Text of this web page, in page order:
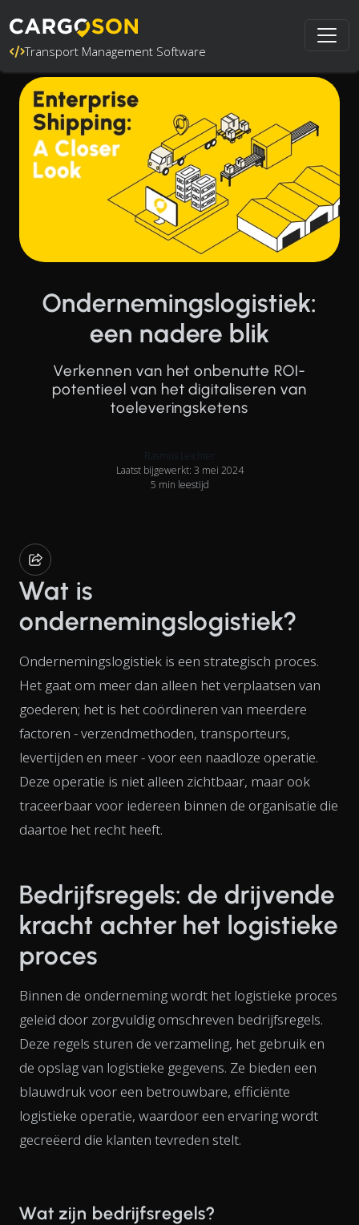
Transport Management Software
Ondernemingslogistiek:
een nadere blik
Verkennen van het onbenutte ROI-
potentieel van het digitaliseren van
toeleveringsketens
Rasmus Leichter
Laatst bijgewerkt: 3 mei 2024
5 min leestijd
Wat is
ondernemingslogistiek?
Ondernemingslogistiek is een strategisch proces.
Het gaat om meer dan alleen het verplaatsen van
goederen; het is het coördineren van meerdere
factoren - verzendmethoden, transporteurs,
levertijden en meer - voor een naadloze operatie.
Deze operatie is niet alleen zichtbaar, maar ook
traceerbaar voor iedereen binnen de organisatie die
daartoe het recht heeft.
Bedrijfsregels: de drijvende
kracht achter het logistieke
proces
Binnen de onderneming wordt het logistieke proces
geleid door zorgvuldig omschreven bedrijfsregels.
Deze regels sturen de verzameling, het gebruik en
de opslag van logistieke gegevens. Ze bieden een
blauwdruk voor een betrouwbare, efficiënte
logistieke operatie, waardoor een ervaring wordt
gecreëerd die klanten tevreden stelt.
Wat zijn bedrijfsregels?